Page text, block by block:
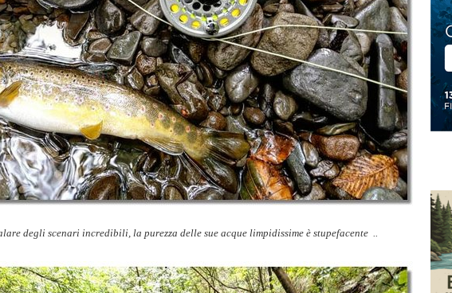
degli scenari incredibili, la purezza delle sue acque limpidissime è stupefacente ..